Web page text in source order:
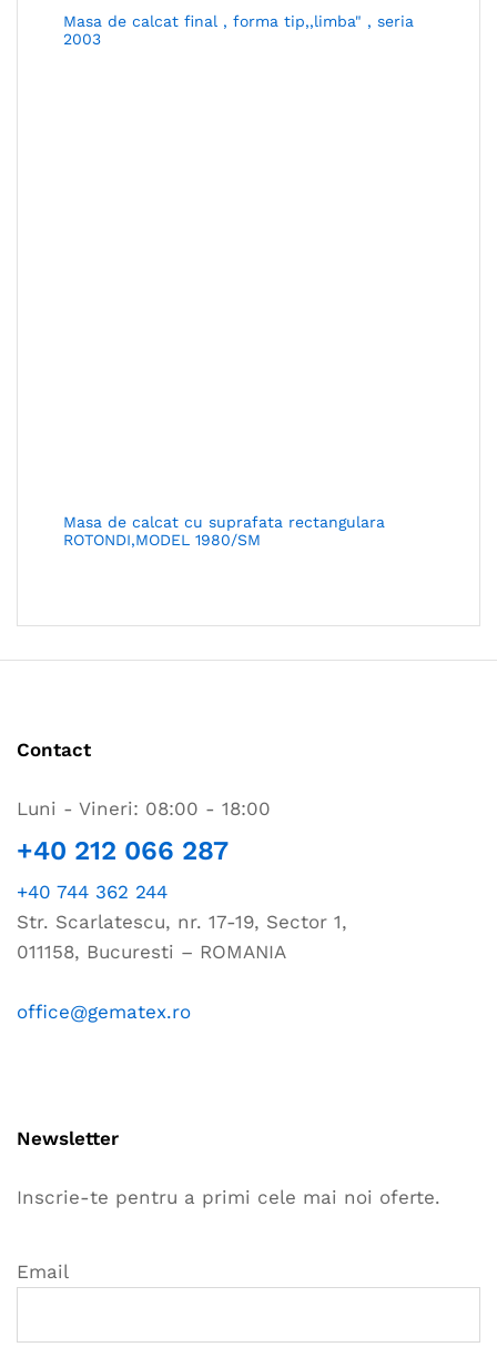
Masa de calcat final , forma tip,,limba" , seria
2003
Masa de calcat cu suprafata rectangulara
ROTONDI,MODEL 1980/SM
Contact
Luni - Vineri: 08:00 - 18:00
+40 212 066 287
+40 744 362 244
Str. Scarlatescu, nr. 17-19, Sector 1,
011158, Bucuresti – ROMANIA
office@gematex.ro
Newsletter
Inscrie-te pentru a primi cele mai noi oferte.
Email